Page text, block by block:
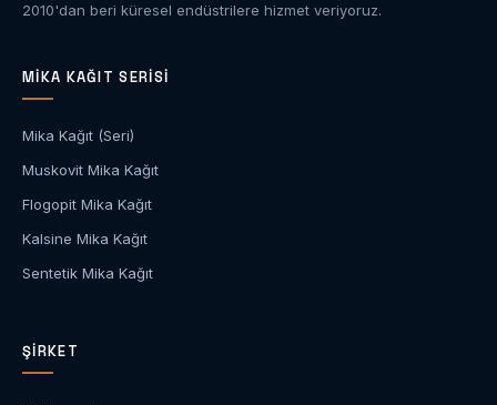
2010'dan beri küresel endüstrilere hizmet veriyoruz.
MIKA KAĞIT SERISI
Mika Kağıt (Seri)
Muskovit Mika Kağıt
Flogopit Mika Kağıt
Kalsine Mika Kağıt
Sentetik Mika Kağıt
ŞIRKET